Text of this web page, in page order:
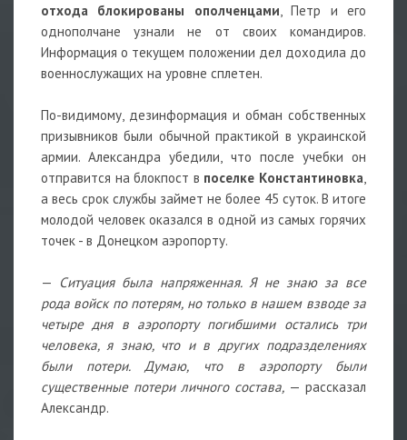
отхода блокированы ополченцами, Петр и его
однополчане узнали не от своих командиров.
Информация о текущем положении дел доходила до
военнослужащих на уровне сплетен.
По-видимому, дезинформация и обман собственных
призывников были обычной практикой в украинской
армии. Александра убедили, что после учебки он
отправится на блокпост в поселке Константиновка,
а весь срок службы займет не более 45 суток. В итоге
молодой человек оказался в одной из самых горячих
точек - в Донецком аэропорту.
— Ситуация была напряженная. Я не знаю за все
рода войск по потерям, но только в нашем взводе за
четыре дня в аэропорту погибшими остались три
человека, я знаю, что и в других подразделениях
были потери. Думаю, что в аэропорту были
существенные потери личного состава, — рассказал
Александр.